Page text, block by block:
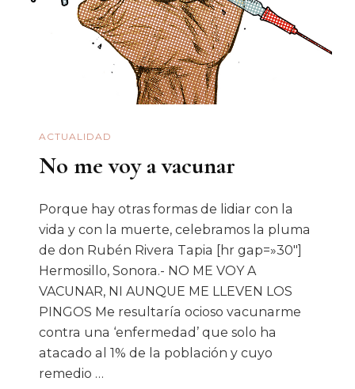
Plena
ACTUALIDAD
No me voy a vacunar
Porque hay otras formas de lidiar con la
vida y con la muerte, celebramos la pluma
de don Rubén Rivera Tapia [hr gap=»30″]
Hermosillo, Sonora.- NO ME VOY A
VACUNAR, NI AUNQUE ME LLEVEN LOS
PINGOS Me resultaría ocioso vacunarme
contra una ‘enfermedad’ que solo ha
atacado al 1% de la población y cuyo
remedio …